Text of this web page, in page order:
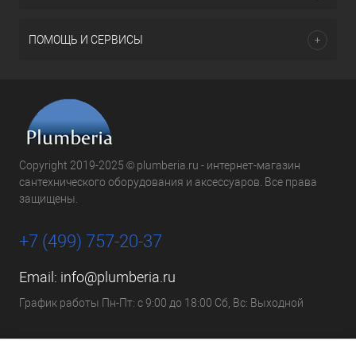
ПОМОЩЬ И СЕРВИСЫ
Copyright 2019-2025 © plumberia.ru - интернет-магазин
сантехнического оборудования и аксессуаров. Все права
защищены.
+7 (499) 757-20-37
Email: info@plumberia.ru
График работы Пн-Пт: с 9:00 до 18:00 Сб, Вс: Выходной